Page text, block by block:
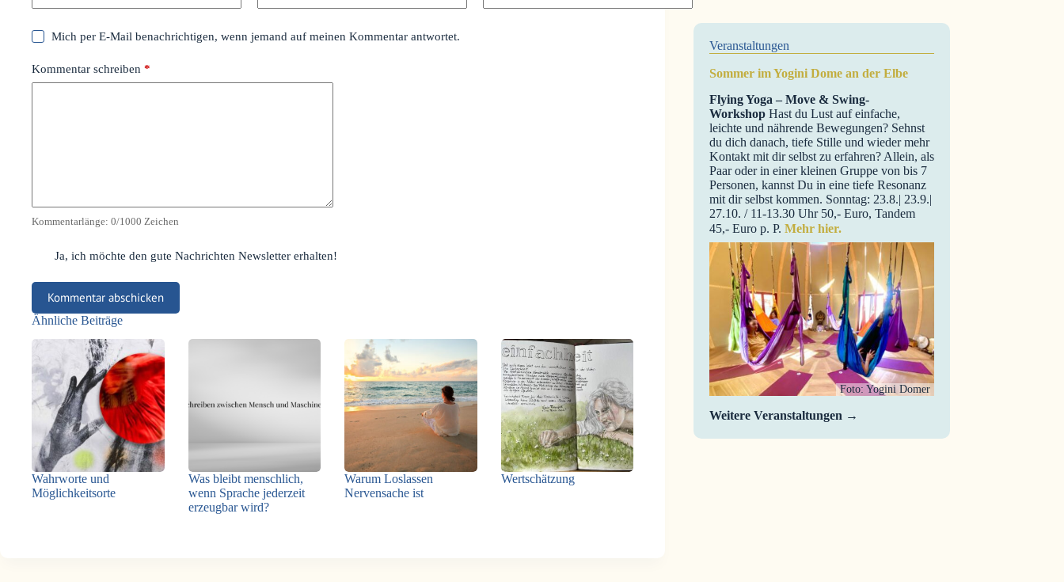
Mich per E-Mail benachrichtigen, wenn jemand auf meinen Kommentar antwortet.
Kommentar schreiben *
Kommentarlänge: 0/1000 Zeichen
Ja, ich möchte den gute Nachrichten Newsletter erhalten!
Kommentar abschicken
Ähnliche Beiträge
Wahrworte und
Möglichkeitsorte
Was bleibt menschlich,
wenn Sprache jederzeit
erzeugbar wird?
Warum Loslassen
Nervensache ist
Wertschätzung
Veranstaltungen
Sommer im Yogini Dome an der Elbe
Flying Yoga – Move & Swing-
Workshop Hast du Lust auf einfache,
leichte und nährende Bewegungen? Sehnst
du dich danach, tiefe Stille und wieder mehr
Kontakt mit dir selbst zu erfahren? Allein, als
Paar oder in einer kleinen Gruppe von bis 7
Personen, kannst Du in eine tiefe Resonanz
mit dir selbst kommen. Sonntag: 23.8.| 23.9.|
27.10. / 11-13.30 Uhr 50,- Euro, Tandem
45,- Euro p. P. Mehr hier.
Foto: Yogini Domer
Weitere Veranstaltungen